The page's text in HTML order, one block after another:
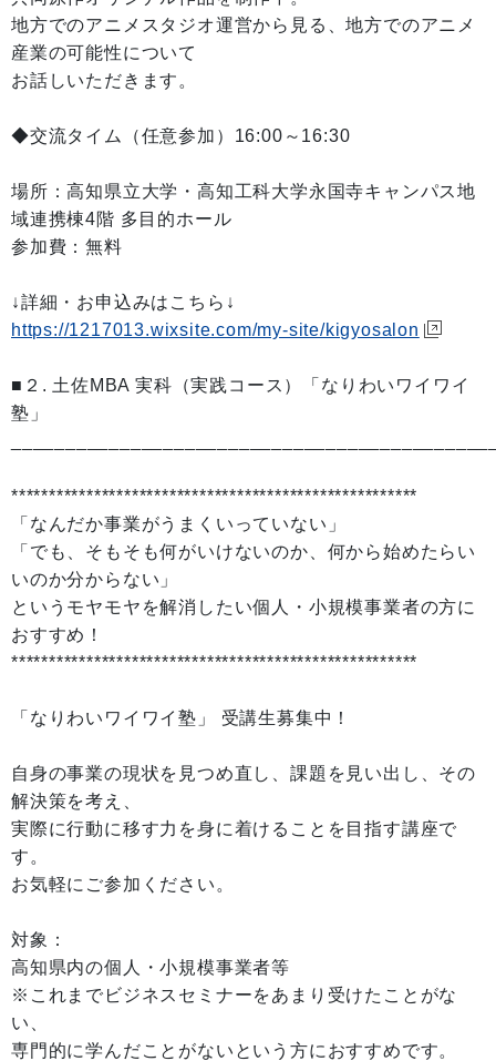
地方でのアニメスタジオ運営から見る、地方でのアニメ
産業の可能性について
お話しいただきます。
◆交流タイム（任意参加）16:00～16:30
場所：高知県立大学・高知工科大学永国寺キャンパス地
域連携棟4階 多目的ホール
参加費：無料
↓詳細・お申込みはこちら↓
https://1217013.wixsite.com/my-site/kigyosalon
■２. 土佐MBA 実科（実践コース）「なりわいワイワイ
塾」
******************************************************
「なんだか事業がうまくいっていない」
「でも、そもそも何がいけないのか、何から始めたらい
いのか分からない」
というモヤモヤを解消したい個人・小規模事業者の方に
おすすめ！
******************************************************
「なりわいワイワイ塾」 受講生募集中！
自身の事業の現状を見つめ直し、課題を見い出し、その
解決策を考え、
実際に行動に移す力を身に着けることを目指す講座で
す。
お気軽にご参加ください。
対象：
高知県内の個人・小規模事業者等
※これまでビジネスセミナーをあまり受けたことがな
い、
専門的に学んだことがないという方におすすめです。